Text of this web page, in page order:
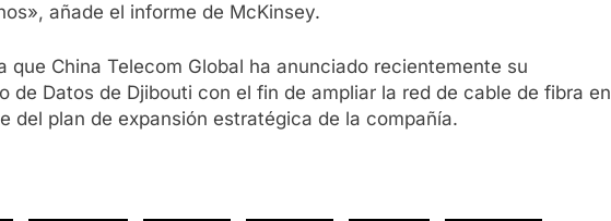
añade el informe de McKinsey.
que China Telecom Global ha anunciado recientemente su
de Datos de Djibouti con el fin de ampliar la red de cable de fibra en
del plan de expansión estratégica de la compañía.